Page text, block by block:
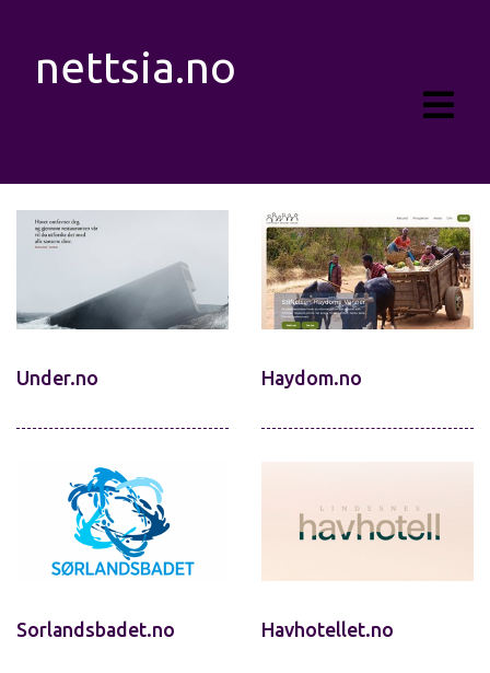
nettsia.no
Under.no Haydom.no
Sorlandsbadet.no Havhotellet.no